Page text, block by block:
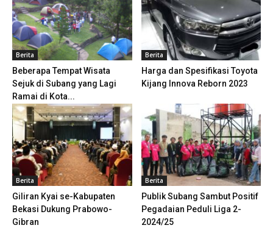
Berita
Beberapa Tempat Wisata
Sejuk di Subang yang Lagi
Ramai di Kota...
Berita
Harga dan Spesifikasi Toyota
Kijang Innova Reborn 2023
Berita
Giliran Kyai se-Kabupaten
Bekasi Dukung Prabowo-
Gibran
Berita
Publik Subang Sambut Positif
Pegadaian Peduli Liga 2-
2024/25